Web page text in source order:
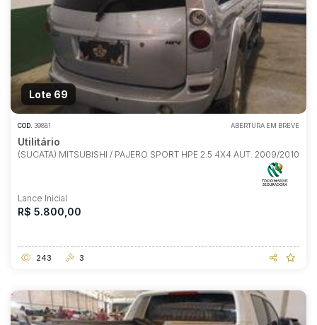
Lote 69
COD. 39881 ABERTURA EM BREVE
Utilitário
(SUCATA) MITSUBISHI / PAJERO SPORT HPE 2.5 4X4 AUT. 2009/2010
Lance Inicial
R$ 5.800,00
243 3